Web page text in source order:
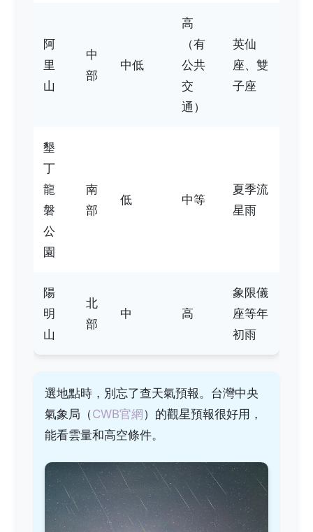
阿
里
山
中
部
中低
高
（有
公共
交
通）
英仙
座、雙
子座
墾
丁
龍
磐
公
園
南
部
低 中等
夏季流
星雨
陽
明
山
北
部
中 高
象限儀
座等年
初雨
選地點時，別忘了查天氣預報。台灣中央
氣象局（CWB官網 ）的觀星預報很好用，
能看雲量和高空條件。